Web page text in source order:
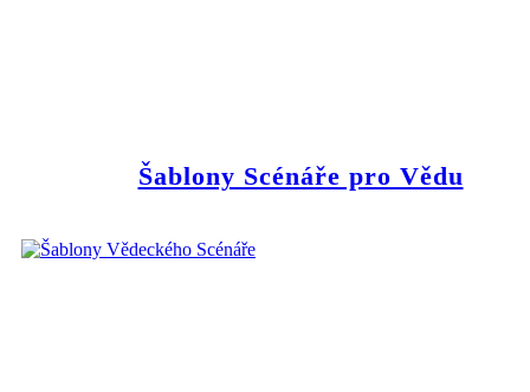
Šablony Scénáře pro Vědu